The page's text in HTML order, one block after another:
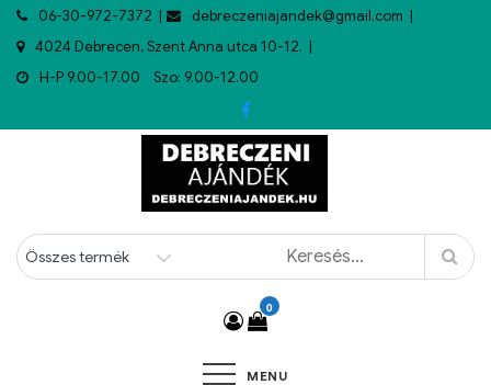
06-30-972-7372
debreczeniajandek@gmail.com
4024 Debrecen, Szent Anna utca 10-12.
H-P 9.00-17.00 Szo: 9.00-12.00
0
MENU